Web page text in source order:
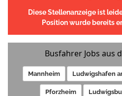
Diese Stellenanzeige ist
Position wurde bereits
Busfahrer Jobs aus
Mannheim Ludwigshafen
Pforzheim